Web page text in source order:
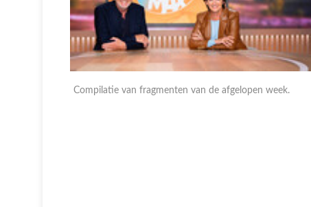
Compilatie van fragmenten van de afgelopen week.